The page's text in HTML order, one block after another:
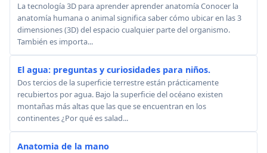
La tecnología 3D para aprender aprender anatomía Conocer la
anatomía humana o animal significa saber cómo ubicar en las 3
dimensiones (3D) del espacio cualquier parte del organismo.
También es importa...
El agua: preguntas y curiosidades para niños.
Dos tercios de la superficie terrestre están prácticamente
recubiertos por agua. Bajo la superficie del océano existen
montañas más altas que las que se encuentran en los
continentes ¿Por qué es salad...
Anatomia de la mano